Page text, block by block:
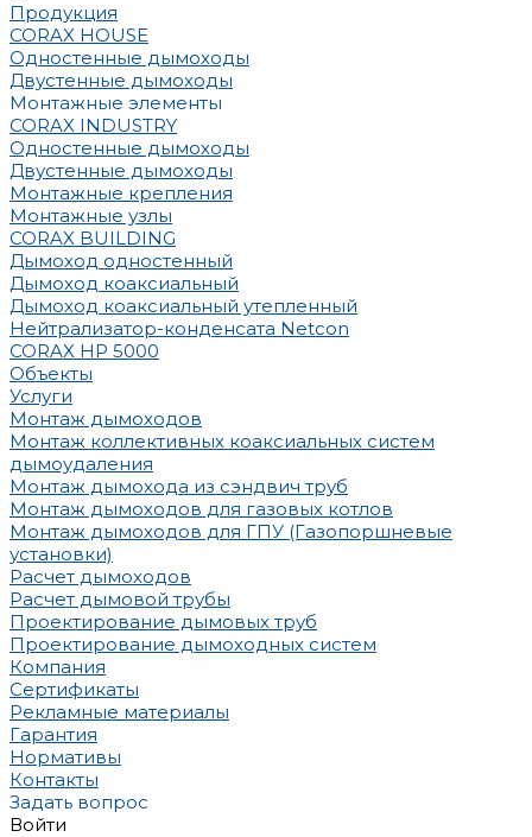
Продукция
CORAX HOUSE
Одностенные дымоходы
Двустенные дымоходы
Монтажные элементы
CORAX INDUSTRY
Одностенные дымоходы
Двустенные дымоходы
Монтажные крепления
Монтажные узлы
CORAX BUILDING
Дымоход одностенный
Дымоход коаксиальный
Дымоход коаксиальный утепленный
Нейтрализатор-конденсата Netcon
CORAX HP 5000
Объекты
Услуги
Монтаж дымоходов
Монтаж коллективных коаксиальных систем
дымоудаления
Монтаж дымохода из сэндвич труб
Монтаж дымоходов для газовых котлов
Монтаж дымоходов для ГПУ (Газопоршневые
установки)
Расчет дымоходов
Расчет дымовой трубы
Проектирование дымовых труб
Проектирование дымоходных систем
Компания
Сертификаты
Рекламные материалы
Гарантия
Нормативы
Контакты
Задать вопрос
Войти